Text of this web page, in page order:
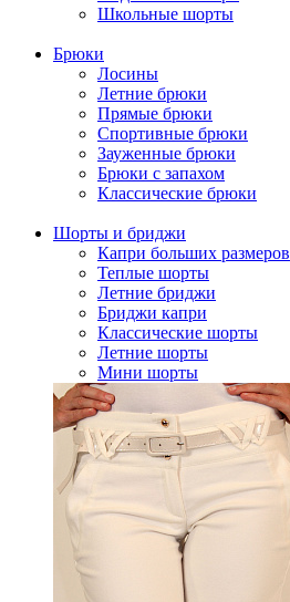
Школьные шорты
Брюки
Лосины
Летние брюки
Прямые брюки
Спортивные брюки
Зауженные брюки
Брюки с запахом
Классические брюки
Шорты и бриджи
Капри больших размеров
Теплые шорты
Летние бриджи
Бриджи капри
Классические шорты
Летние шорты
Мини шорты